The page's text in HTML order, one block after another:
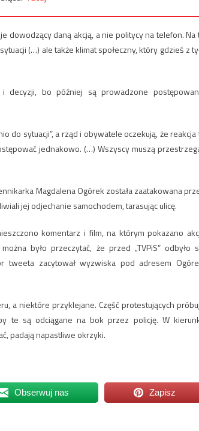
dowodzący daną akcją, a nie politycy na telefon. Na
(…) ale także klimat społeczny, który gdzieś z
decyzji, bo później są prowadzone
do sytuacji”, a rząd i obywatele oczekują, że reakcja
jednakowo. (…) Wszyscy muszą
Magdalena Ogórek została zaatakowana
jej odjechanie samochodem, tarasując ulicę.
komentarz i film, na którym pokazano
było przeczytać, że przed „TVPiS” odbyło
tweeta zacytował wyzwiska pod adresem
a niektóre przyklejane. Część protestujących
te są odciągane na bok przez policję. W
padają napastliwe okrzyki.
Obserwuj nas Zapisz